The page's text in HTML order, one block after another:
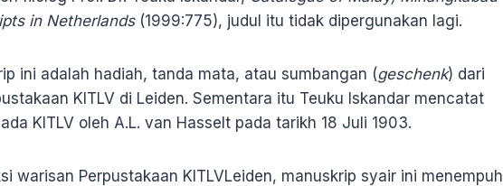
in Netherlands(1999:775), judul itu tidak dipergunakan lagi.
ini adalah hadiah, tanda mata, atau sumbangan (geschenk) dari
KITLV di Leiden. Sementara itu Teuku Iskandar mencatat
KITLV oleh A.L. van Hasselt pada tarikh 18 Juli 1903.
warisan Perpustakaan KITLVLeiden, manuskrip syair ini menempuh